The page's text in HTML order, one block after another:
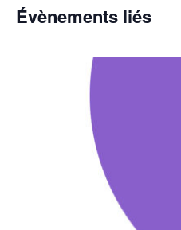
Évènements liés